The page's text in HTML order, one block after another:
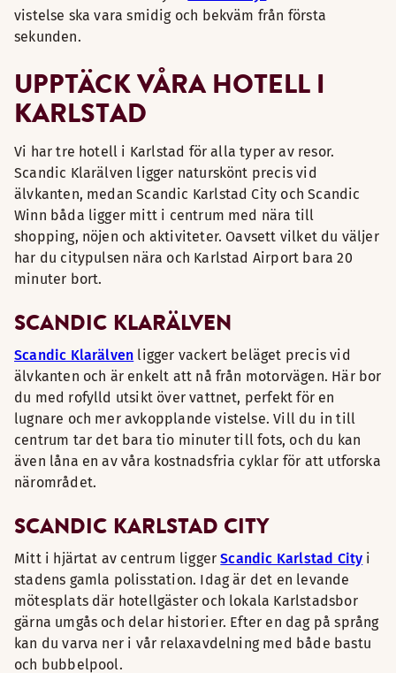
vistelse ska vara smidig och bekväm från första
sekunden.
UPPTÄCK VÅRA HOTELL I
KARLSTAD
Vi har tre hotell i Karlstad för alla typer av resor.
Scandic Klarälven ligger naturskönt precis vid
älvkanten, medan Scandic Karlstad City och Scandic
Winn båda ligger mitt i centrum med nära till
shopping, nöjen och aktiviteter. Oavsett vilket du väljer
har du citypulsen nära och Karlstad Airport bara 20
minuter bort.
SCANDIC KLARÄLVEN
Scandic Klarälven ligger vackert beläget precis vid
älvkanten och är enkelt att nå från motorvägen. Här bor
du med rofylld utsikt över vattnet, perfekt för en
lugnare och mer avkopplande vistelse. Vill du in till
centrum tar det bara tio minuter till fots, och du kan
även låna en av våra kostnadsfria cyklar för att utforska
närområdet.
SCANDIC KARLSTAD CITY
Mitt i hjärtat av centrum liggerScandic Karlstad City i
stadens gamla polisstation. Idag är det en levande
mötesplats där hotellgäster och lokala Karlstadsbor
gärna umgås och delar historier. Efter en dag på språng
kan du varva ner i vår relaxavdelning med både bastu
och bubbelpool.